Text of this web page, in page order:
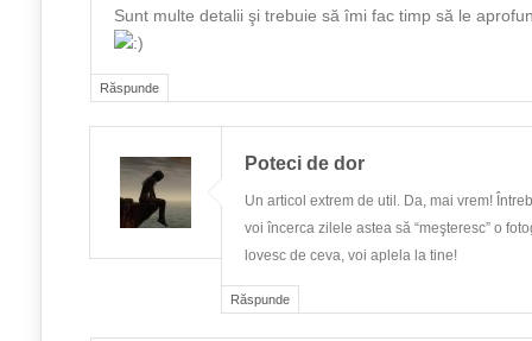
Răspunde
Sunt multe detalii şi trebuie să îmi fac timp să le
Răspunde
Poteci de dor
Un articol extrem de util. Da, mai vrem!
voi încerca zilele astea să “meşteresc” o
lovesc de ceva, voi aplela la tine!